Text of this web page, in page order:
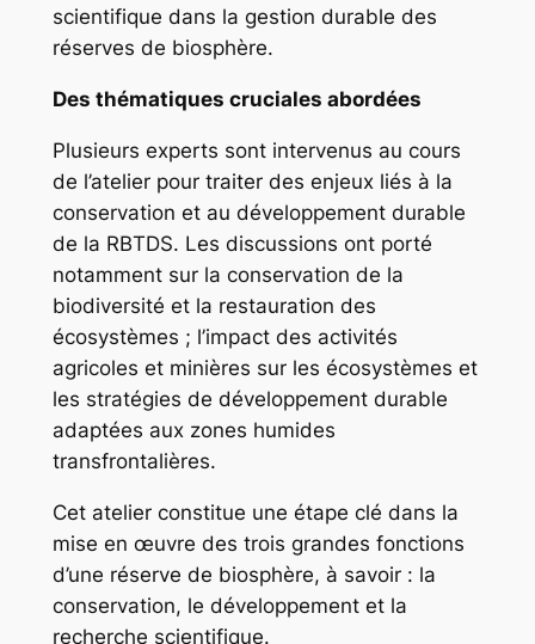
scientifique dans la gestion durable des
réserves de biosphère.
Des thématiques cruciales abordées
Plusieurs experts sont intervenus au cours
de l’atelier pour traiter des enjeux liés à la
conservation et au développement durable
de la RBTDS. Les discussions ont porté
notamment sur la conservation de la
biodiversité et la restauration des
écosystèmes ; l’impact des activités
agricoles et minières sur les écosystèmes et
les stratégies de développement durable
adaptées aux zones humides
transfrontalières.
Cet atelier constitue une étape clé dans la
mise en œuvre des trois grandes fonctions
d’une réserve de biosphère, à savoir : la
conservation, le développement et la
recherche scientifique.